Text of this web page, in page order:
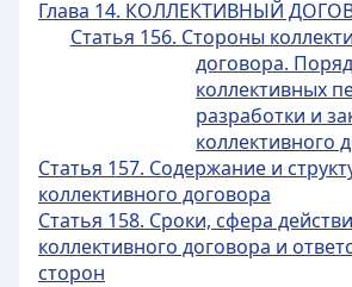
Глава 14. КОЛЛЕКТИВНЫЙ
Статья 156. Стороны
договора.
коллективных
разработки и
коллективного
Статья 157. Содержание и
коллективного договора
Статья 158. Сроки, сфера
коллективного договора и
сторон